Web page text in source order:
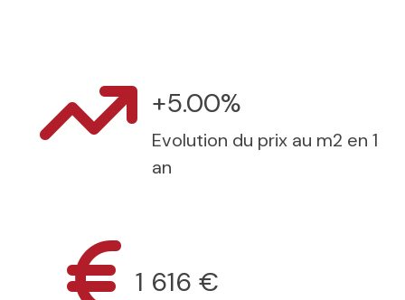
+5.00%
Evolution du prix au m2 en 1
an
1 616 €